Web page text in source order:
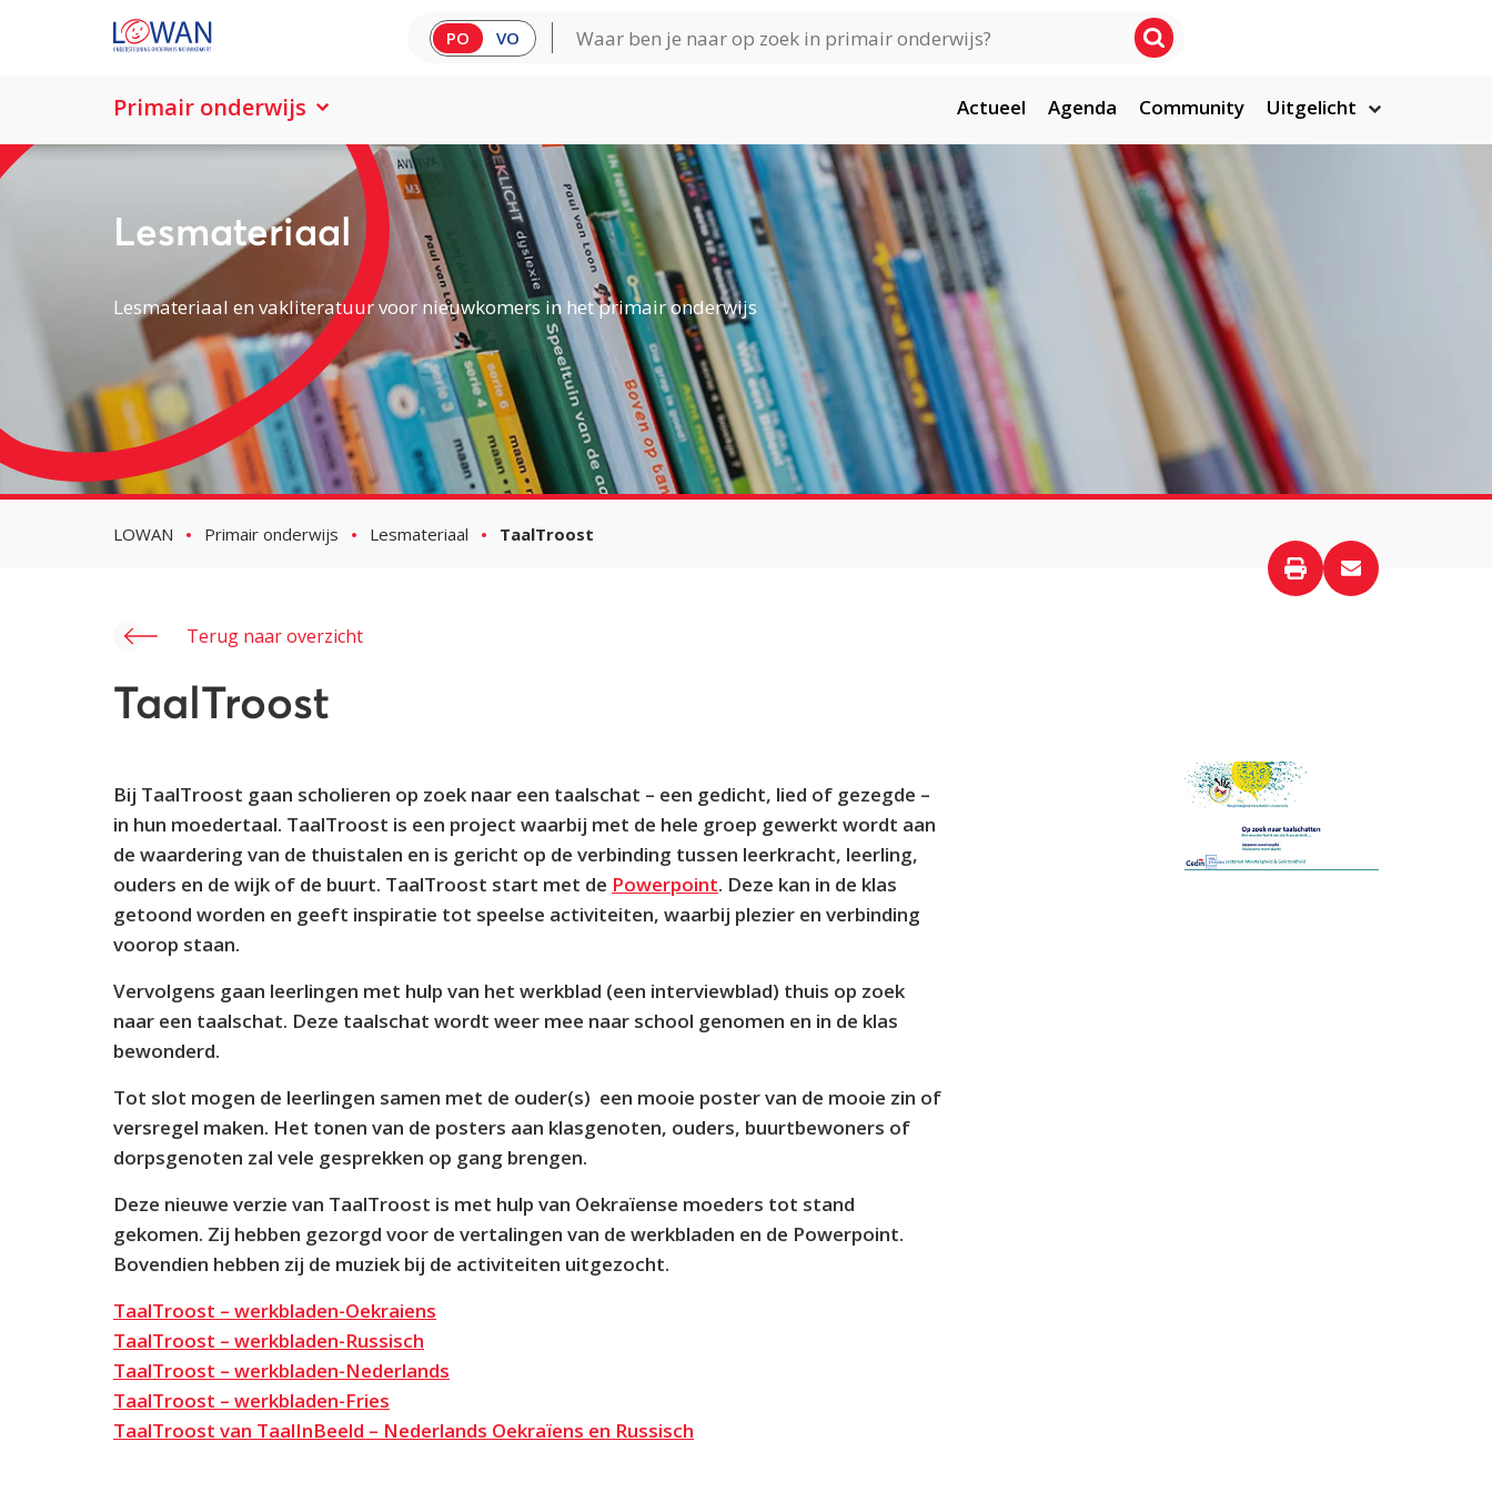
PO VO
Primair onderwijs Actueel Agenda Community Uitgelicht
Lesmateriaal
Lesmateriaal en vakliteratuur voor nieuwkomers in het primair onderwijs
LOWAN Primair onderwijs Lesmateriaal TaalTroost
Terug naar overzicht
TaalTroost
Bij TaalTroost gaan scholieren op zoek naar een taalschat – een gedicht, lied of gezegde –
in hun moedertaal. TaalTroost is een project waarbij met de hele groep gewerkt wordt aan
de waardering van de thuistalen en is gericht op de verbinding tussen leerkracht, leerling,
ouders en de wijk of de buurt. TaalTroost start met de Powerpoint. Deze kan in de klas
getoond worden en geeft inspiratie tot speelse activiteiten, waarbij plezier en verbinding
voorop staan.
Vervolgens gaan leerlingen met hulp van het werkblad (een interviewblad) thuis op zoek
naar een taalschat. Deze taalschat wordt weer mee naar school genomen en in de klas
bewonderd.
Tot slot mogen de leerlingen samen met de ouder(s) een mooie poster van de mooie zin of
versregel maken. Het tonen van de posters aan klasgenoten, ouders, buurtbewoners of
dorpsgenoten zal vele gesprekken op gang brengen.
Deze nieuwe verzie van TaalTroost is met hulp van Oekraïense moeders tot stand
gekomen. Zij hebben gezorgd voor de vertalingen van de werkbladen en de Powerpoint.
Bovendien hebben zij de muziek bij de activiteiten uitgezocht.
TaalTroost – werkbladen-Oekraiens
TaalTroost – werkbladen-Russisch
TaalTroost – werkbladen-Nederlands
TaalTroost – werkbladen-Fries
TaalTroost van TaalInBeeld – Nederlands Oekraïens en Russisch